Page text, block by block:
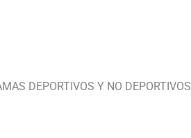
DEPORTIVOS Y NO DEPORTIVOS